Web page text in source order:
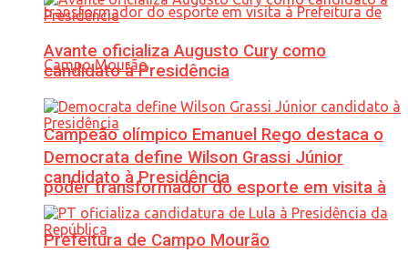
Campeão olímpico Emanuel Rego destaca o
poder transformador do esporte em visita à
Prefeitura de Campo Mourão
Avante oficializa Augusto Cury como
candidato à Presidência
Democrata define Wilson Grassi Júnior
candidato à Presidência